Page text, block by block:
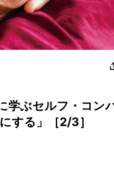
学ぶセルフ・コン
する」［2/3］